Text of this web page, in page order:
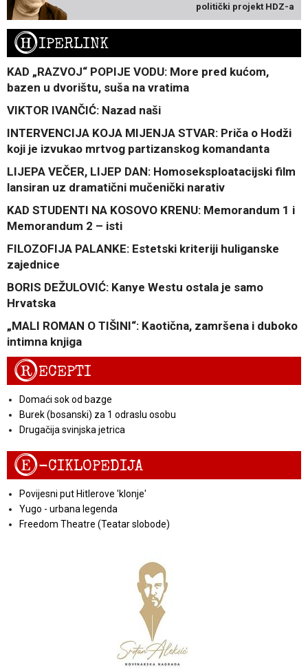
politički projekt HDZ-a
HIPERLINK
KAD „RAZVOJ“ POPIJE VODU: More pred kućom,
bazen u dvorištu, suša na vratima
VIKTOR IVANČIĆ: Nazad naši
INTERVENCIJA KOJA MIJENJA STVAR: Priča o Hodži
koji je izvukao mrtvog partizanskog komandanta
LIJEPA VEČER, LIJEP DAN: Homoseksploatacijski film
lansiran uz dramatični mučenički narativ
KAD STUDENTI NA KOSOVO KRENU: Memorandum 1 i
Memorandum 2 – isti
FILOZOFIJA PALANKE: Estetski kriteriji huliganske
zajednice
BORIS DEŽULOVIĆ: Kanye Westu ostala je samo
Hrvatska
„MALI ROMAN O TIŠINI“: Kaotična, zamršena i duboko
intimna knjiga
RECEPTI
Domaći sok od bazge
Burek (bosanski) za 1 odraslu osobu
Drugačija svinjska jetrica
E-CIKLOPEDIJA
Povijesni put Hitlerove 'klonje'
Yugo - urbana legenda
Freedom Theatre (Teatar slobode)